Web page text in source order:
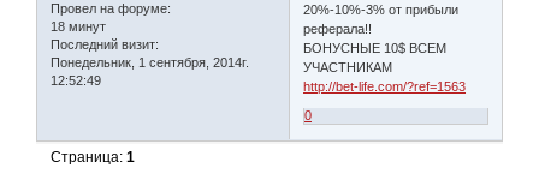
Провел на форуме:
18 минут
Последний визит:
Понедельник, 1 сентября, 2014г.
12:52:49
20%-10%-3% от прибыли
реферала!!
БОНУСНЫЕ 10$ ВСЕМ
УЧАСТНИКАМ
http://bet-life.com/?ref=1563
0
Страница:1